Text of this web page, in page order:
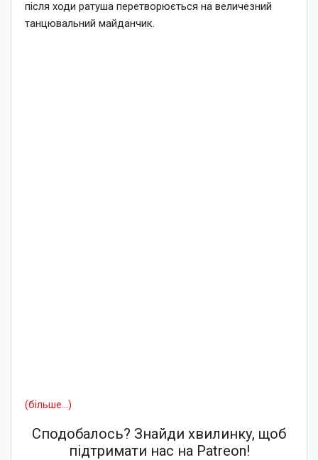
після ходи ратуша перетворюється на величезний
танцювальний майданчик.
(більше…)
Сподобалось? Знайди хвилинку, щоб
підтримати нас на Patreon!